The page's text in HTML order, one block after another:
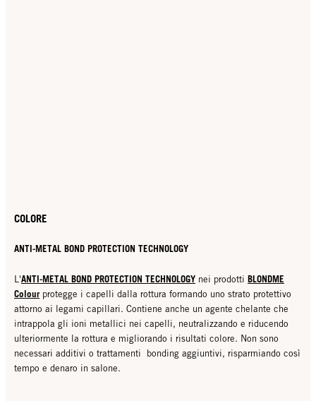
COLORE
ANTI-METAL BOND PROTECTION TECHNOLOGY
L'ANTI-METAL BOND PROTECTION TECHNOLOGY nei prodotti BLONDME
Colour protegge i capelli dalla rottura formando uno strato protettivo
attorno ai legami capillari. Contiene anche un agente chelante che
intrappola gli ioni metallici nei capelli, neutralizzando e riducendo
ulteriormente la rottura e migliorando i risultati colore. Non sono
necessari additivi o trattamenti bonding aggiuntivi, risparmiando così
tempo e denaro in salone.